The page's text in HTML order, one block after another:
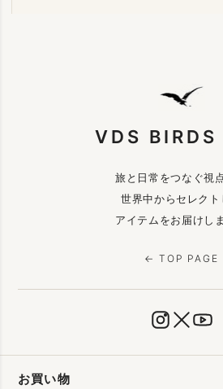
VDS BIRDS
旅と日常をつなぐ視点
世界中からセレクト
アイテムをお届けしま
← TOP PAGE
お買い物